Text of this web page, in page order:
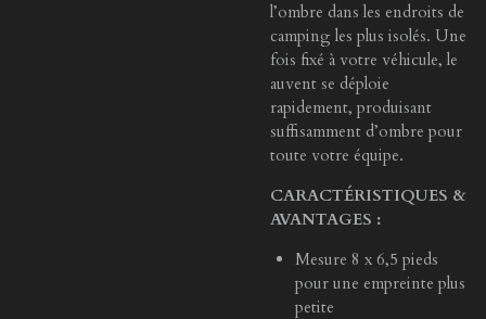
l’ombre dans les endroits de
camping les plus isolés. Une
fois fixé à votre véhicule, le
auvent se déploie
rapidement, produisant
suffisamment d’ombre pour
toute votre équipe.
CARACTÉRISTIQUES &
AVANTAGES :
Mesure 8 x 6,5 pieds
pour une empreinte plus
petite